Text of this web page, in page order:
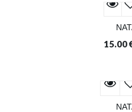
15.00